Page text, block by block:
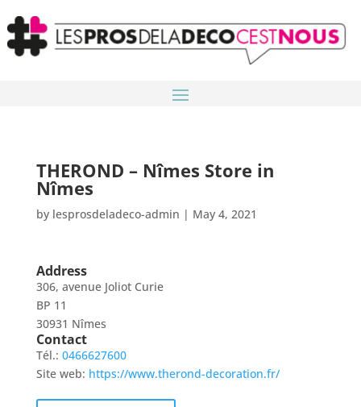
THEROND – Nîmes Store in
Nîmes
by lesprosdeladeco-admin | May 4, 2021
Address
306, avenue Joliot Curie
BP 11
30931 Nîmes
Contact
Tél.: 0466627600
Site web: https://www.therond-decoration.fr/